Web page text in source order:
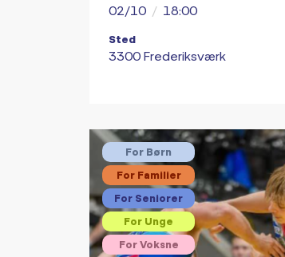
02/10 / 18:00
Sted
3300 Frederiksværk
For Børn
For Familier
For Seniorer
For Unge
For Voksne